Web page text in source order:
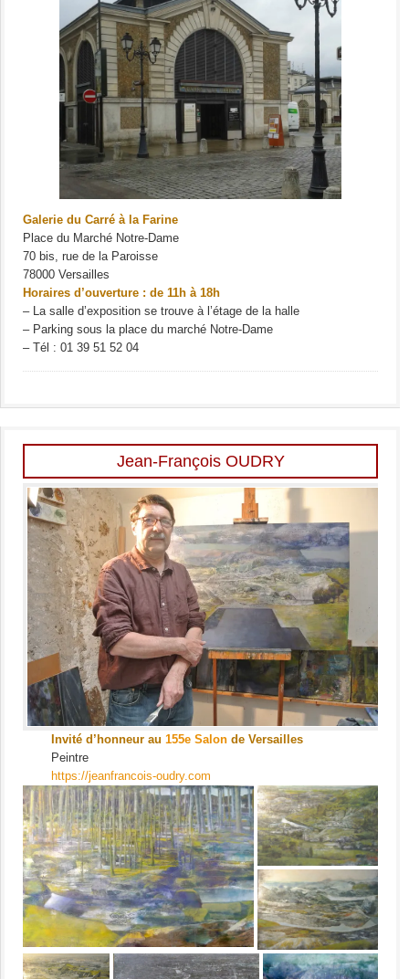
Galerie du Carré à la Farine
Place du Marché Notre-Dame
70 bis, rue de la Paroisse
78000 Versailles
Horaires d’ouverture : de 11h à 18h
– La salle d’exposition se trouve à l’étage de la halle
– Parking sous la place du marché Notre-Dame
– Tél : 01 39 51 52 04
Jean-François OUDRY
Invité d’honneur au155e Salon de Versailles
Peintre
https://jeanfrancois-oudry.com